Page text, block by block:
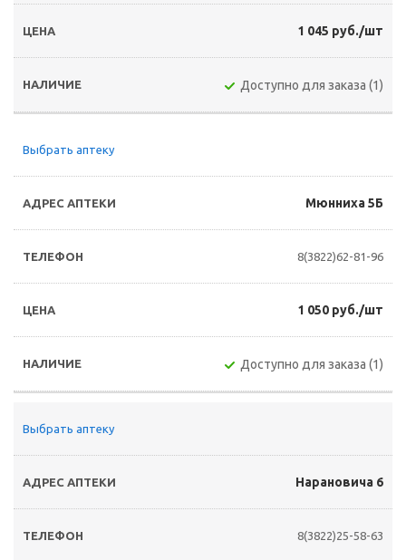
1 045 руб./шт
Доступно для заказа (1)
Выбрать аптеку
Мюнниха 5Б
8(3822)62-81-96
1 050 руб./шт
Доступно для заказа (1)
Выбрать аптеку
Нарановича 6
8(3822)25-58-63